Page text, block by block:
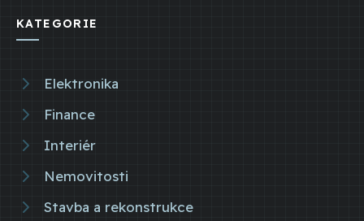
KATEGORIE
Elektronika
Finance
Interiér
Nemovitosti
Stavba a rekonstrukce